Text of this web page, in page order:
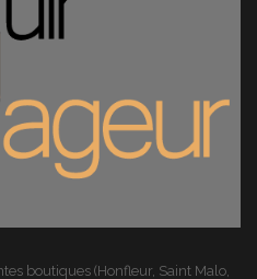
boutiques (Honfleur, Saint Malo,